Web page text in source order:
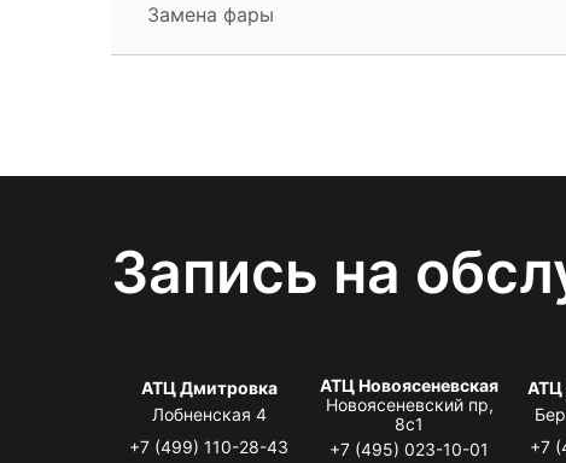
Замена фары
Запись на
АТЦ Дмитровка
Лобненская 4
+7 (499) 110-28-43
АТЦ Новоясеневская
Новоясеневский пр,
8с1
+7 (495) 023-10-01
АТЦ
+7